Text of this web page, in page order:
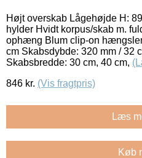
Højt overskab Lågehøjde H:
hylder Hvidt korpus/skab m.
ophæng Blum clip-on
cm Skabsdybde: 320 mm / 32
Skabsbredde: 30 cm, 40 cm,
846 kr. (Vis fragtpris)
Læs
Køb